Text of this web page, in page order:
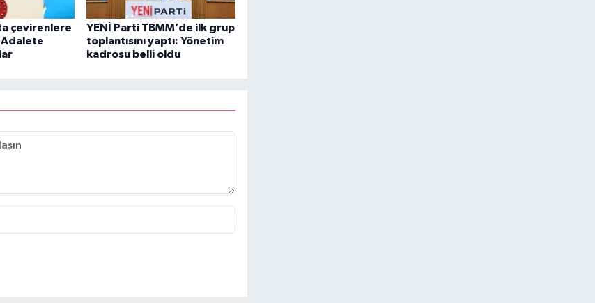
çevirenlere
YENİ Parti TBMM’de ilk grup
toplantısını yaptı: Yönetim
kadrosu belli oldu